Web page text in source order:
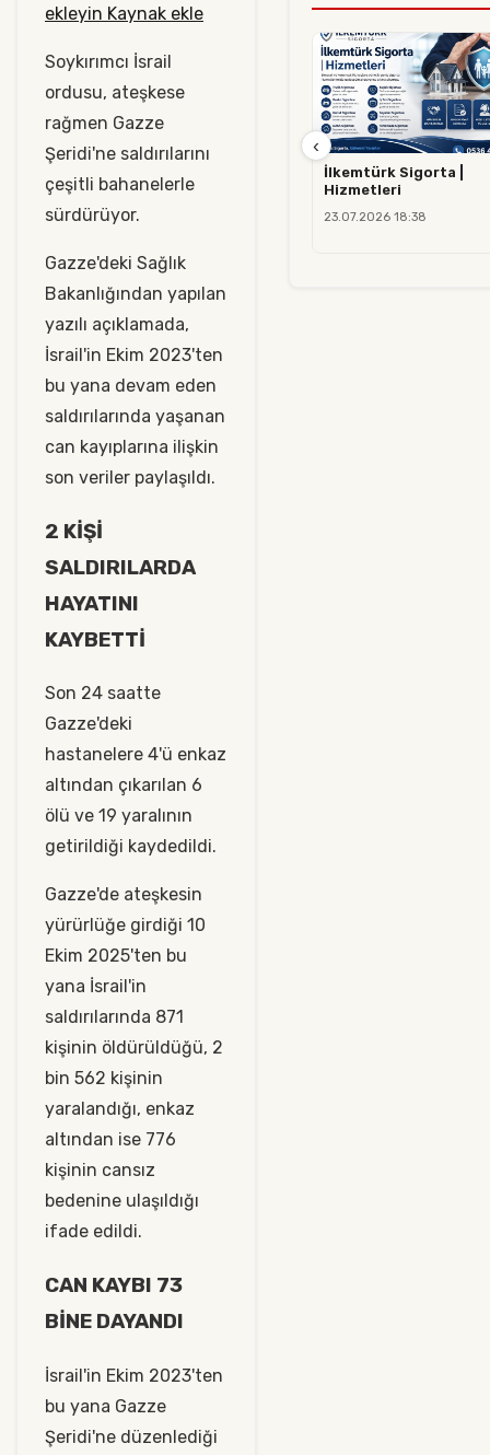
ekleyin Kaynak ekle
Soykırımcı İsrail
ordusu, ateşkese
rağmen Gazze
Şeridi'ne saldırılarını
çeşitli bahanelerle
sürdürüyor.
Gazze'deki Sağlık
Bakanlığından yapılan
yazılı açıklamada,
İsrail'in Ekim 2023'ten
bu yana devam eden
saldırılarında yaşanan
can kayıplarına ilişkin
son veriler paylaşıldı.
2 KİŞİ
SALDIRILARDA
HAYATINI
KAYBETTİ
Son 24 saatte
Gazze'deki
hastanelere 4'ü enkaz
altından çıkarılan 6
ölü ve 19 yaralının
getirildiği kaydedildi.
Gazze'de ateşkesin
yürürlüğe girdiği 10
Ekim 2025'ten bu
yana İsrail'in
saldırılarında 871
kişinin öldürüldüğü, 2
bin 562 kişinin
yaralandığı, enkaz
altından ise 776
kişinin cansız
bedenine ulaşıldığı
ifade edildi.
CAN KAYBI 73
BİNE DAYANDI
İsrail'in Ekim 2023'ten
bu yana Gazze
Şeridi'ne düzenlediği
İlkemtürk Sigorta |
Hizmetleri
23.07.2026 18:38
‹